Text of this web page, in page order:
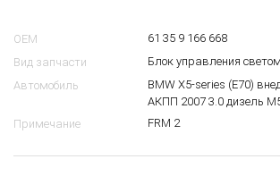
OEM
61 35 9 166 668
Вид запчасти
Блок управления светом
Автомобиль
BMW X5-series (E70)
АКПП 2007 3.0 дизель
Примечание
FRM 2